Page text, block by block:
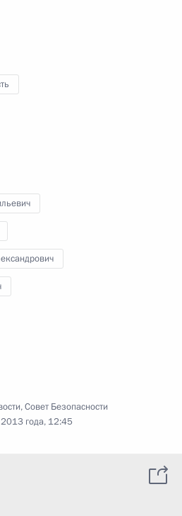
,Совет Безопасности
2013 года, 12:45